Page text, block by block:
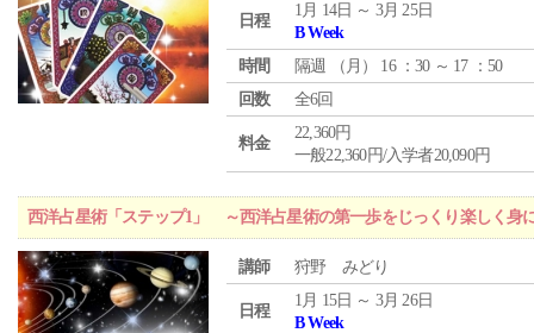
日程
1月 14日 ～ 3月 25日
B Week
時間
隔週 （ 月 ） 16 ：30 ～ 17 ：50
回数
全6回
料金
22,360円
一般22,360円/入学者20,090円
西洋占星術「ステップ1」 ～西洋占星術の第一歩をじっくり楽しく身
講師 狩野 みどり
日程
1月 15日 ～ 3月 26日
B Week